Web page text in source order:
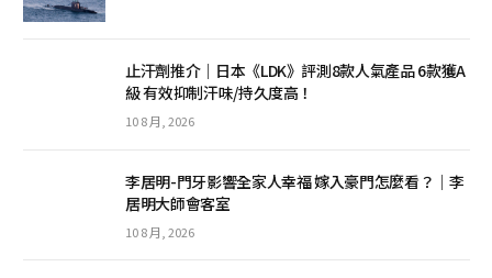
止汗劑推介｜日本《LDK》評測8款人氣產品 6款獲A
級 有效抑制汗味/持久度高！
10 8 月, 2026
李居明-門牙影響全家人幸福 嫁入豪門怎麼看？｜李
居明大師會客室
10 8 月, 2026